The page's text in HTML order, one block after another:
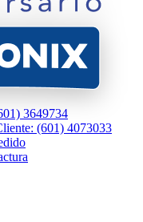
3649734
(601) 4073033